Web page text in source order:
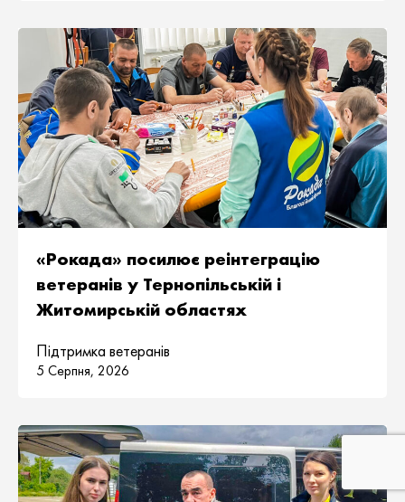
«Рокада» посилює реінтеграцію
ветеранів у Тернопільській і
Житомирській областях
Підтримка ветеранів
5 Серпня, 2026